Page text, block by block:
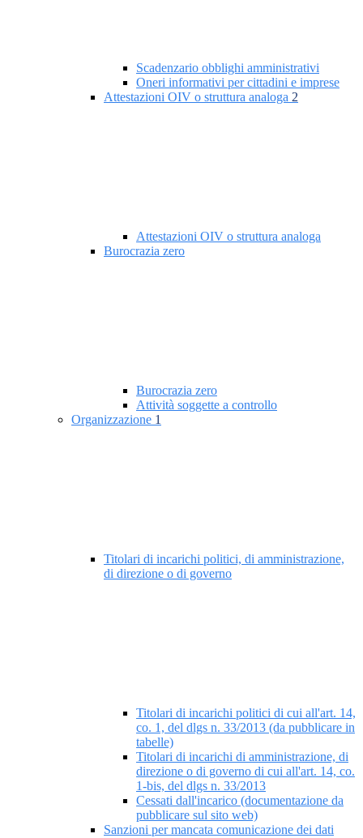
Scadenzario obblighi amministrativi
Oneri informativi per cittadini e imprese
Attestazioni OIV o struttura analoga 2
Attestazioni OIV o struttura analoga
Burocrazia zero
Burocrazia zero
Attività soggette a controllo
Organizzazione 1
Titolari di incarichi politici, di amministrazione,
di direzione o di governo
Titolari di incarichi politici di cui all'art. 14,
co. 1, del dlgs n. 33/2013 (da pubblicare in
tabelle)
Titolari di incarichi di amministrazione, di
direzione o di governo di cui all'art. 14, co.
1-bis, del dlgs n. 33/2013
Cessati dall'incarico (documentazione da
pubblicare sul sito web)
Sanzioni per mancata comunicazione dei dati